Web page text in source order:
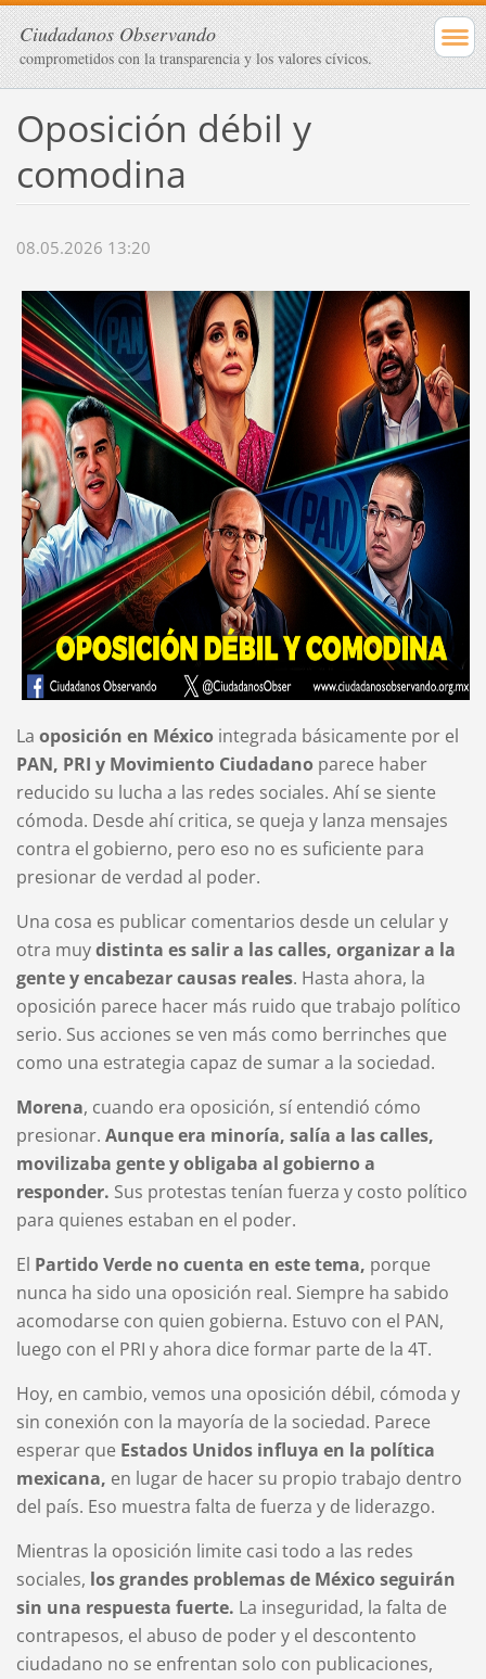
Ciudadanos Observando
comprometidos con la transparencia y los valores cívicos.
Oposición débil y
comodina
08.05.2026 13:20
La oposición en Méxicointegrada básicamente por el
PAN, PRI y Movimiento Ciudadanoparece haber
reducido su lucha a las redes sociales. Ahí se siente
cómoda. Desde ahí critica, se queja y lanza mensajes
contra el gobierno, pero eso no es suficiente para
presionar de verdad al poder.
Una cosa es publicar comentarios desde un celular y
otra muydistinta es salir a las calles, organizar a la
gente y encabezar causas reales. Hasta ahora, la
oposición parece hacer más ruido que trabajo político
serio. Sus acciones se ven más como berrinches que
como una estrategia capaz de sumar a la sociedad.
Morena, cuando era oposición, sí entendió cómo
presionar. Aunque era minoría, salía a las calles,
movilizaba gente y obligaba al gobierno a
responder. Sus protestas tenían fuerza y costo político
para quienes estaban en el poder.
El Partido Verde no cuenta en este tema, porque
nunca ha sido una oposición real. Siempre ha sabido
acomodarse con quien gobierna. Estuvo con el PAN,
luego con el PRI y ahora dice formar parte de la 4T.
Hoy, en cambio, vemos una oposición débil, cómoda y
sin conexión con la mayoría de la sociedad. Parece
esperar que Estados Unidos influya en la política
mexicana, en lugar de hacer su propio trabajo dentro
del país. Eso muestra falta de fuerza y de liderazgo.
Mientras la oposición limite casi todo a las redes
sociales, los grandes problemas de México seguirán
sin una respuesta fuerte. La inseguridad, la falta de
contrapesos, el abuso de poder y el descontento
ciudadano no se enfrentan solo con publicaciones,